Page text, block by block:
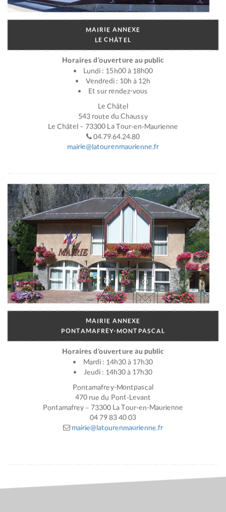
MAIRIE ANNEXE
LE CHÂTEL
Horaires d’ouverture au public
Lundi : 15h00 à 18h00
Vendredi : 10h à 12h
Et sur rendez-vous
Le Châtel
543 route du Chaussy
Le Châtel – 73300 La Tour-en-Maurienne
04.79.64.24.80
mairie@latourenmaurienne.fr
MAIRIE ANNEXE
PONTAMAFREY-MONTPASCAL
Horaires d’ouverture au public
Mardi : 14h30 à 17h30
Jeudi : 14h30 à 17h30
Pontamafrey-Montpascal
470 rue du Pont-Levant
Pontamafrey – 73300 La Tour-en-Maurienne
04 79 83 40 03
mairie@latourenmaurienne.fr